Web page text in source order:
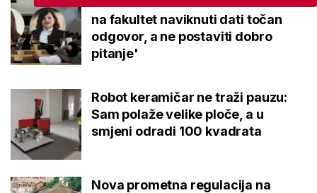
na fakultet naviknuti dati točan
odgovor, a ne postaviti dobro
pitanje'
Robot keramičar ne traži pauzu:
Sam polaže velike ploče, a u
smjeni odradi 100 kvadrata
Nova prometna regulacija na